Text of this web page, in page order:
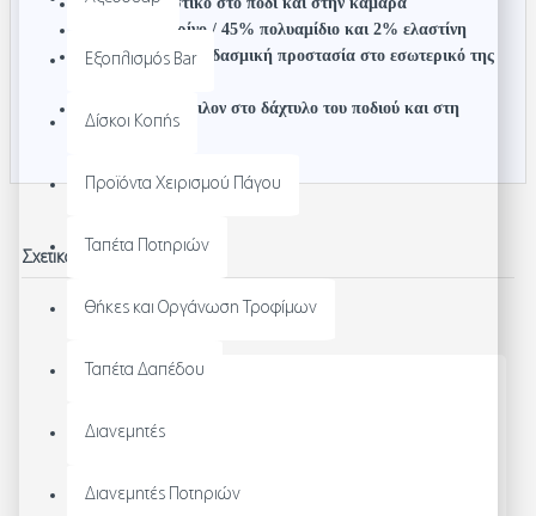
Εξοπλισμός Bar
Δίσκοι Κοπής
Προϊόντα Χειρισμού Πάγου
Ταπέτα Ποτηριών
Θήκες και Οργάνωση Τροφίμων
Ταπέτα Δαπέδου
Διανεμητές
Διανεμητές Ποτηριών
53% μαλλί μερίνο / 45% πολυαμίδιο και 2% ελαστίνη
Πρόσθετη αντικραδασμική προστασία στο εσωτερικό της
Ενίσχυση από νάιλον στο δάχτυλο του ποδιού και στη
Σχετικά Προϊόντα